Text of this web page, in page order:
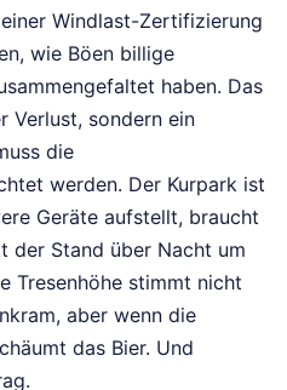
Windlast-Zertifizierung
wie Böen billige
haben. Das
Verlust, sondern ein
die
werden. Der Kurpark ist
Geräte aufstellt, braucht
der Stand über Nacht um
Tresenhöhe stimmt nicht
aber wenn die
das Bier. Und